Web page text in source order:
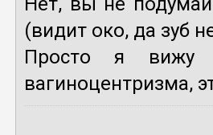
(видит око, да зуб
Просто я вижу
вагиноцентризма,